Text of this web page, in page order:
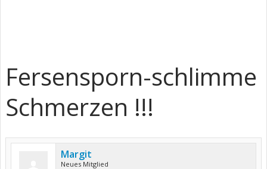
Fersensporn-schlimme
Schmerzen !!!
Margit
Neues Mitglied